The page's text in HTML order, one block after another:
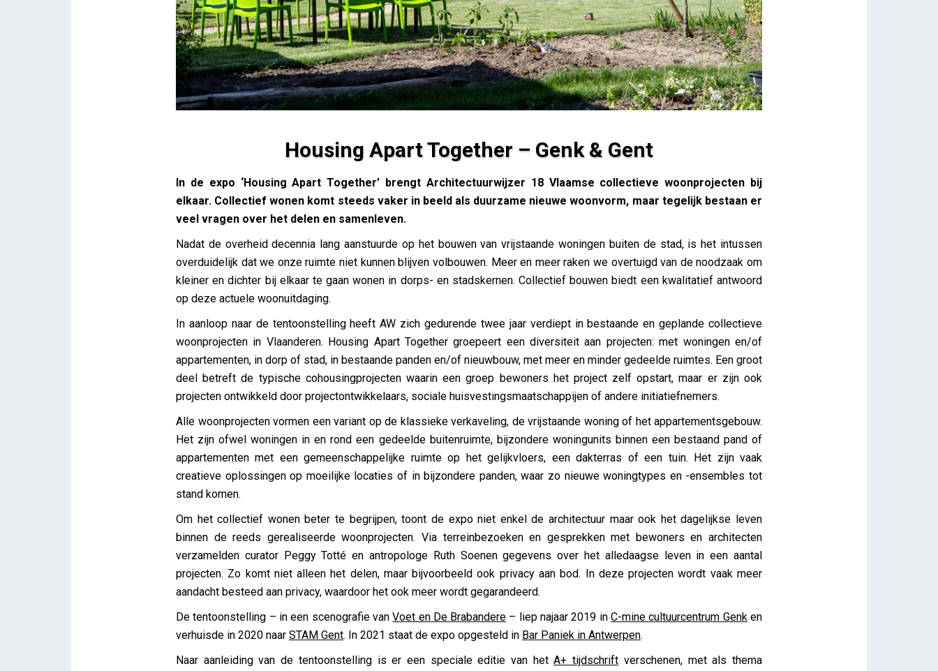
Housing Apart Together – Genk & Gent
Housing Apart Together – Genk & Gent
Lieve Drooghmans
In de expo ‘Housing Apart Together’ brengt Architectuurwijzer 18 Vlaamse collectieve woonprojecten bij
elkaar. Collectief wonen komt steeds vaker in beeld als duurzame nieuwe woonvorm, maar tegelijk bestaan er
veel vragen over het delen en samenleven.
Nadat de overheid decennia lang aanstuurde op het bouwen van vrijstaande woningen buiten de stad, is het intussen
overduidelijk dat we onze ruimte niet kunnen blijven volbouwen. Meer en meer raken we overtuigd van de noodzaak om
kleiner en dichter bij elkaar te gaan wonen in dorps- en stadskernen. Collectief bouwen biedt een kwalitatief antwoord
op deze actuele woonuitdaging.
In aanloop naar de tentoonstelling heeft AW zich gedurende twee jaar verdiept in bestaande en geplande collectieve
woonprojecten in Vlaanderen. Housing Apart Together groepeert een diversiteit aan projecten: met woningen en/of
appartementen, in dorp of stad, in bestaande panden en/of nieuwbouw, met meer en minder gedeelde ruimtes. Een groot
deel betreft de typische cohousingprojecten waarin een groep bewoners het project zelf opstart, maar er zijn ook
projecten ontwikkeld door projectontwikkelaars, sociale huisvestingsmaatschappijen of andere initiatiefnemers.
Alle woonprojecten vormen een variant op de klassieke verkaveling, de vrijstaande woning of het appartementsgebouw.
Het zijn ofwel woningen in en rond een gedeelde buitenruimte, bijzondere woningunits binnen een bestaand pand of
appartementen met een gemeenschappelijke ruimte op het gelijkvloers, een dakterras of een tuin. Het zijn vaak
creatieve oplossingen op moeilijke locaties of in bijzondere panden, waar zo nieuwe woningtypes en -ensembles tot
stand komen.
Om het collectief wonen beter te begrijpen, toont de expo niet enkel de architectuur maar ook het dagelijkse leven
binnen de reeds gerealiseerde woonprojecten. Via terreinbezoeken en gesprekken met bewoners en architecten
verzamelden curator Peggy Totté en antropologe Ruth Soenen gegevens over het alledaagse leven in een aantal
projecten. Zo komt niet alleen het delen, maar bijvoorbeeld ook privacy aan bod. In deze projecten wordt vaak meer
aandacht besteed aan privacy, waardoor het ook meer wordt gegarandeerd.
De tentoonstelling – in een scenografie vanVoet en De Brabandere – liep najaar 2019 inC-mine cultuurcentrum Genken
verhuisde in 2020 naar STAM Gent. In 2021 staat de expo opgesteld in Bar Paniek in Antwerpen.
Naar aanleiding van de tentoonstelling is er een speciale editie van hetA+ tijdschrift verschenen, met als thema